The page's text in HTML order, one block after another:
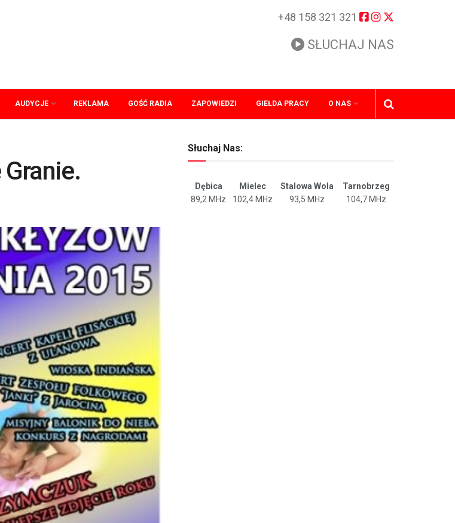
+48 158 321 321
SŁUCHAJ NAS
AUDYCJE REKLAMA GOŚĆ RADIA ZAPOWIEDZI GIEŁDA PRACY O NAS
Słuchaj Nas:
Dębica Mielec Stalowa Wola
Tarnobrzeg
89,2 MHz
102,4 MHz 93,5 MHz 104,7 MHz